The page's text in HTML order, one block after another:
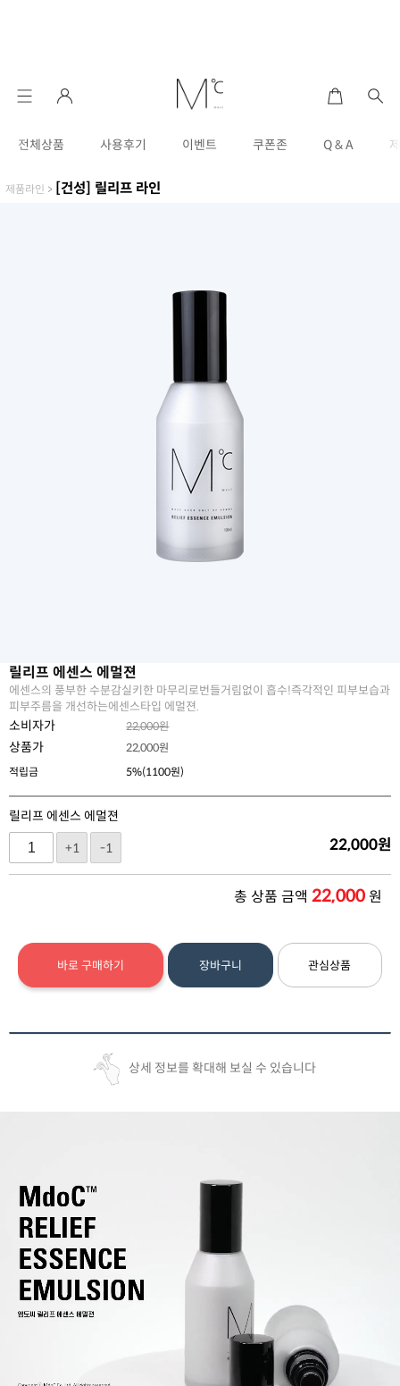
전체상품 사용후기 이벤트 쿠폰존 Q & A
제품라인 > [건성] 릴리프 라인
릴리프 에센스 에멀젼
에센스의 풍부한 수분감실키한 마무리로번들거림없이 흡수!즉각적인 피부보습과
피부주름을 개선하는에센스타입 에멀젼.
소비자가 22,000원
상품가 22,000원
적립금
5%(1100원)
릴리프 에센스 에멀젼
+1
-1 22,000원
총 상품 금액 22,000원
바로 구매하기 장바구니 관심상품
상세 정보를 확대해 보실 수 있습니다